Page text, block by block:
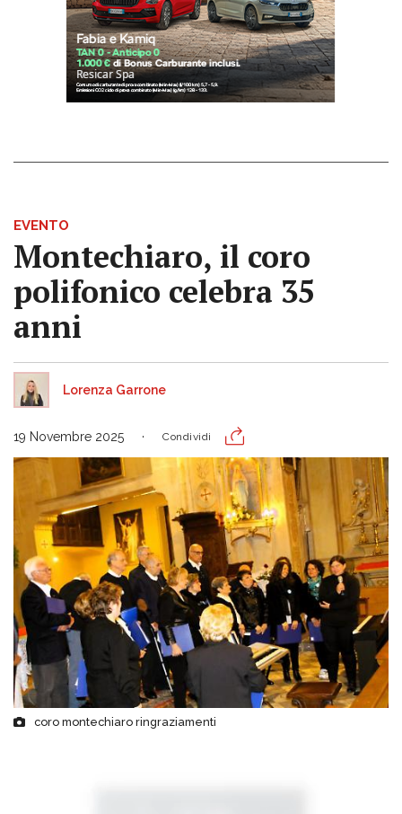
EVENTO
Montechiaro, il coro
polifonico celebra 35
anni
Lorenza Garrone
19 Novembre 2025 Condividi
coro montechiaro ringraziamenti